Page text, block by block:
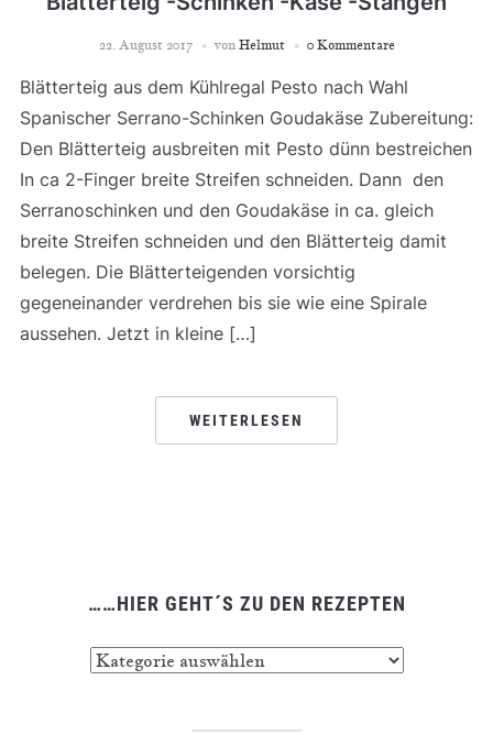
……HIER GEHT´S ZU DEN REZEPTEN
22. August 2017 von Helmut 0 Kommentare
Blätterteig aus dem Kühlregal Pesto nach Wahl
Spanischer Serrano-Schinken Goudakäse Zubereitung:
Den Blätterteig ausbreiten mit Pesto dünn bestreichen
In ca 2-Finger breite Streifen schneiden. Dann den
Serranoschinken und den Goudakäse in ca. gleich
breite Streifen schneiden und den Blätterteig damit
belegen. Die Blätterteigenden vorsichtig
gegeneinander verdrehen bis sie wie eine Spirale
aussehen. Jetzt in kleine […]
WEITERLESEN